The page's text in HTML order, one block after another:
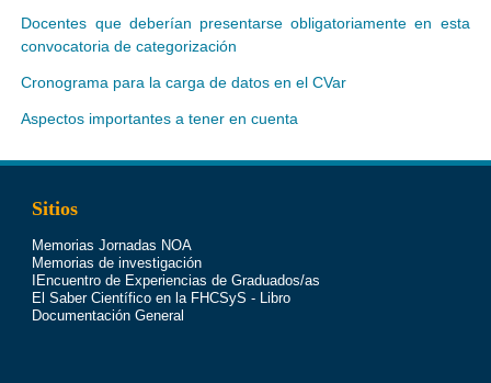
Docentes que deberían presentarse obligatoriamente en esta
convocatoria de categorización
Cronograma para la carga de datos en el CVar
Aspectos importantes a tener en cuenta
Sitios
Memorias Jornadas NOA
Memorias de investigación
IEncuentro de Experiencias de Graduados/as
El Saber Científico en la FHCSyS - Libro
Documentación General